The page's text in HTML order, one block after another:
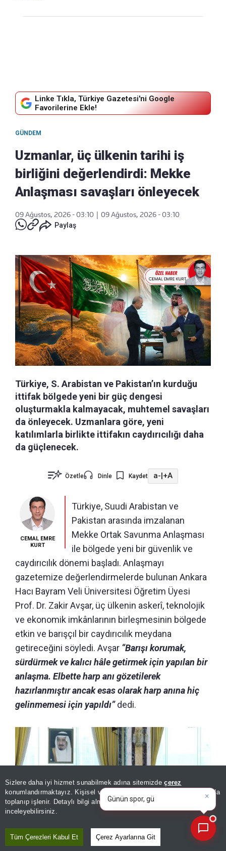
Sizlere daha iyi hizmet sunabilmek adına sitemizdeçerez
konumlandırmaktayız. Kişisel verileriniz, KVKK ve GDPR kapsamında
toplanıp işlenir. Detaylı bilgi almak içinAydınlatma Metnimizi
inceleyebilirsiniz.
Tüm Çerezleri Kabul Et Çerez Ayarlarına Git
Linke Tıkla, Türkiye Gazetesi'ni Google
Favorilerine Ekle!
GÜNDEM
Uzmanlar, üç ülkenin tarihi iş
birliğini değerlendirdi: Mekke
Anlaşması savaşları önleyecek
09 Ağustos, 2026 - 03:10
09 Ağustos, 2026 - 03:10
Paylaş
Türkiye, S. Arabistan ve Pakistan’ın kurduğu
ittifak bölgede yeni bir güç dengesi
oluşturmakla kalmayacak, muhtemel savaşları
da önleyecek. Uzmanlara göre, yeni
katılımlarla birlikte ittifakın caydırıcılığı daha
da güçlenecek.
Özetle Dinle Kaydet a-|+A
CEMAL EMRE
KURT
Türkiye, Suudi Arabistan ve
Pakistan arasında imzalanan
Mekke Ortak Savunma Anlaşması
ile bölgede yeni bir güvenlik ve
caydırıcılık dönemi başladı. Anlaşmayı
gazetemize değerlendirmelerde bulunan Ankara
Hacı Bayram Veli Üniversitesi Öğretim Üyesi
Prof. Dr. Zakir Avşar, üç ülkenin askerî, teknolojik
ve ekonomik imkânlarının birleşmesinin bölgede
etkin ve barışçıl bir caydırıcılık meydana
getireceğini söyledi. Avşar “Barışı korumak,
sürdürmek ve kalıcı hâle getirmek için yapılan bir
anlaşma. Elbette harp anı gözetilerek
hazırlanmıştır ancak esas olarak harp anına hiç
gelinmemesi için yapıldı”dedi.
×
Günün spor, gündem ve
ekonomi gelişmelerini analiz